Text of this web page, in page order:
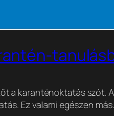
a karanténoktatás szót.
Ez valami egészen